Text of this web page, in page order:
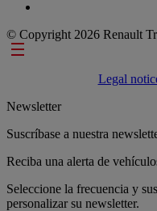
© Copyright 2026 Renault
Footer links
Legal
Newsletter
Suscríbase a nuestra
Reciba una alerta de
Seleccione la frecuencia y
personalizar su newsletter.